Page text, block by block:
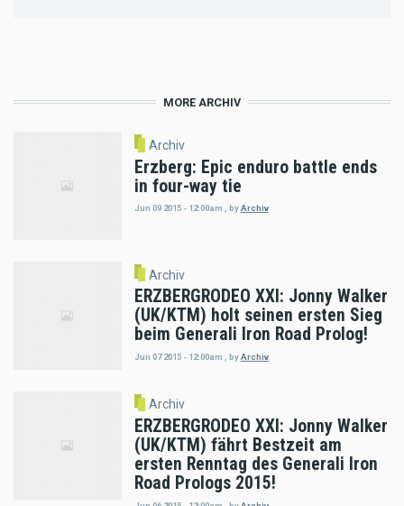
MORE ARCHIV
Archiv
Erzberg: Epic enduro battle ends
in four-way tie
Jun 09 2015 - 12:00am byArchiv
Archiv
ERZBERGRODEO XXI: Jonny Walker
(UK/KTM) holt seinen ersten Sieg
beim Generali Iron Road Prolog!
Jun 07 2015 - 12:00am byArchiv
Archiv
ERZBERGRODEO XXI: Jonny Walker
(UK/KTM) fährt Bestzeit am
ersten Renntag des Generali Iron
Road Prologs 2015!